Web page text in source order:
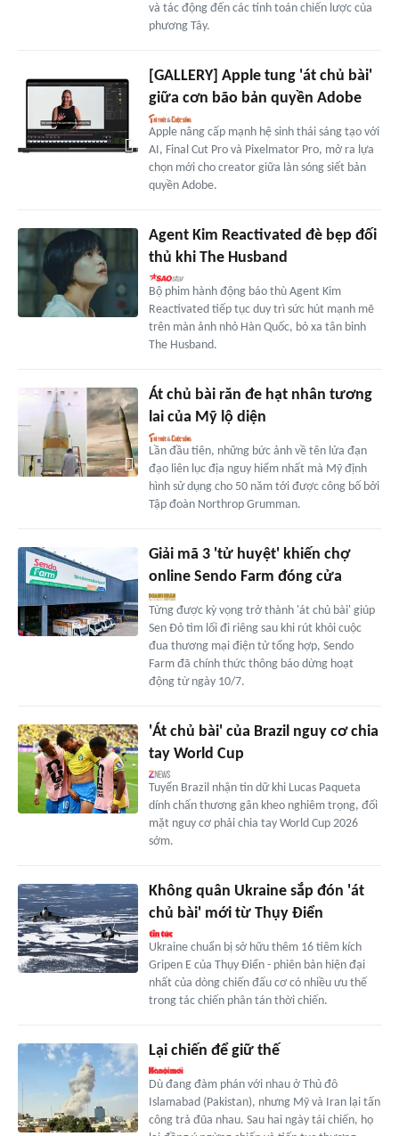
và tác động đến các tính toán chiến lược của
phương Tây.
[GALLERY] Apple tung 'át chủ bài'
giữa cơn bão bản quyền Adobe
Apple nâng cấp mạnh hệ sinh thái sáng tạo với
AI, Final Cut Pro và Pixelmator Pro, mở ra lựa
chọn mới cho creator giữa làn sóng siết bản
quyền Adobe.
Agent Kim Reactivated đè bẹp đối
thủ khi The Husband
Bộ phim hành động báo thù Agent Kim
Reactivated tiếp tục duy trì sức hút mạnh mẽ
trên màn ảnh nhỏ Hàn Quốc, bỏ xa tân binh
The Husband.
Át chủ bài răn đe hạt nhân tương
lai của Mỹ lộ diện
Lần đầu tiên, những bức ảnh về tên lửa đạn
đạo liên lục địa nguy hiểm nhất mà Mỹ định
hình sử dụng cho 50 năm tới được công bố bởi
Tập đoàn Northrop Grumman.
Giải mã 3 'tử huyệt' khiến chợ
online Sendo Farm đóng cửa
Từng được kỳ vọng trở thành 'át chủ bài' giúp
Sen Đỏ tìm lối đi riêng sau khi rút khỏi cuộc
đua thương mại điện tử tổng hợp, Sendo
Farm đã chính thức thông báo dừng hoạt
động từ ngày 10/7.
'Át chủ bài' của Brazil nguy cơ chia
tay World Cup
Tuyển Brazil nhận tin dữ khi Lucas Paqueta
dính chấn thương gân kheo nghiêm trọng, đối
mặt nguy cơ phải chia tay World Cup 2026
sớm.
Không quân Ukraine sắp đón 'át
chủ bài' mới từ Thụy Điển
Ukraine chuẩn bị sở hữu thêm 16 tiêm kích
Gripen E của Thụy Điển - phiên bản hiện đại
nhất của dòng chiến đấu cơ có nhiều ưu thế
trong tác chiến phân tán thời chiến.
Lại chiến để giữ thế
Dù đang đàm phán với nhau ở Thủ đô
Islamabad (Pakistan), nhưng Mỹ và Iran lại tấn
công trả đũa nhau. Sau hai ngày tái chiến, họ